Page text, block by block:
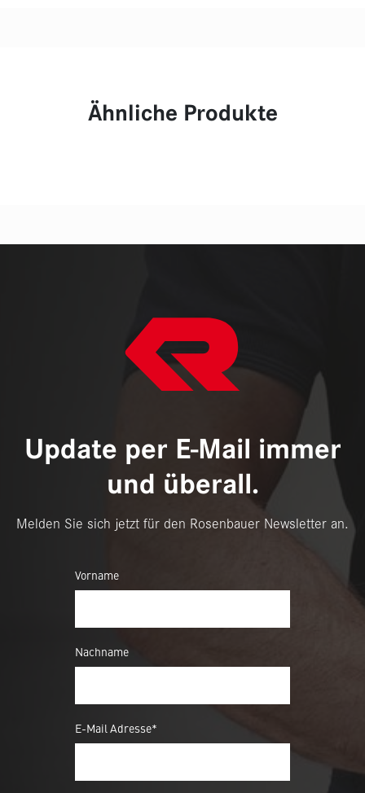
Ähnliche Produkte
Update per E-Mail immer
und überall.
Melden Sie sich jetzt für den Rosenbauer Newsletter an.
Vorname
Nachname
E-Mail Adresse*